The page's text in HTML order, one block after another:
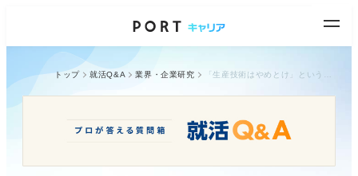
トップ 就活Q&A 業界・企業研究